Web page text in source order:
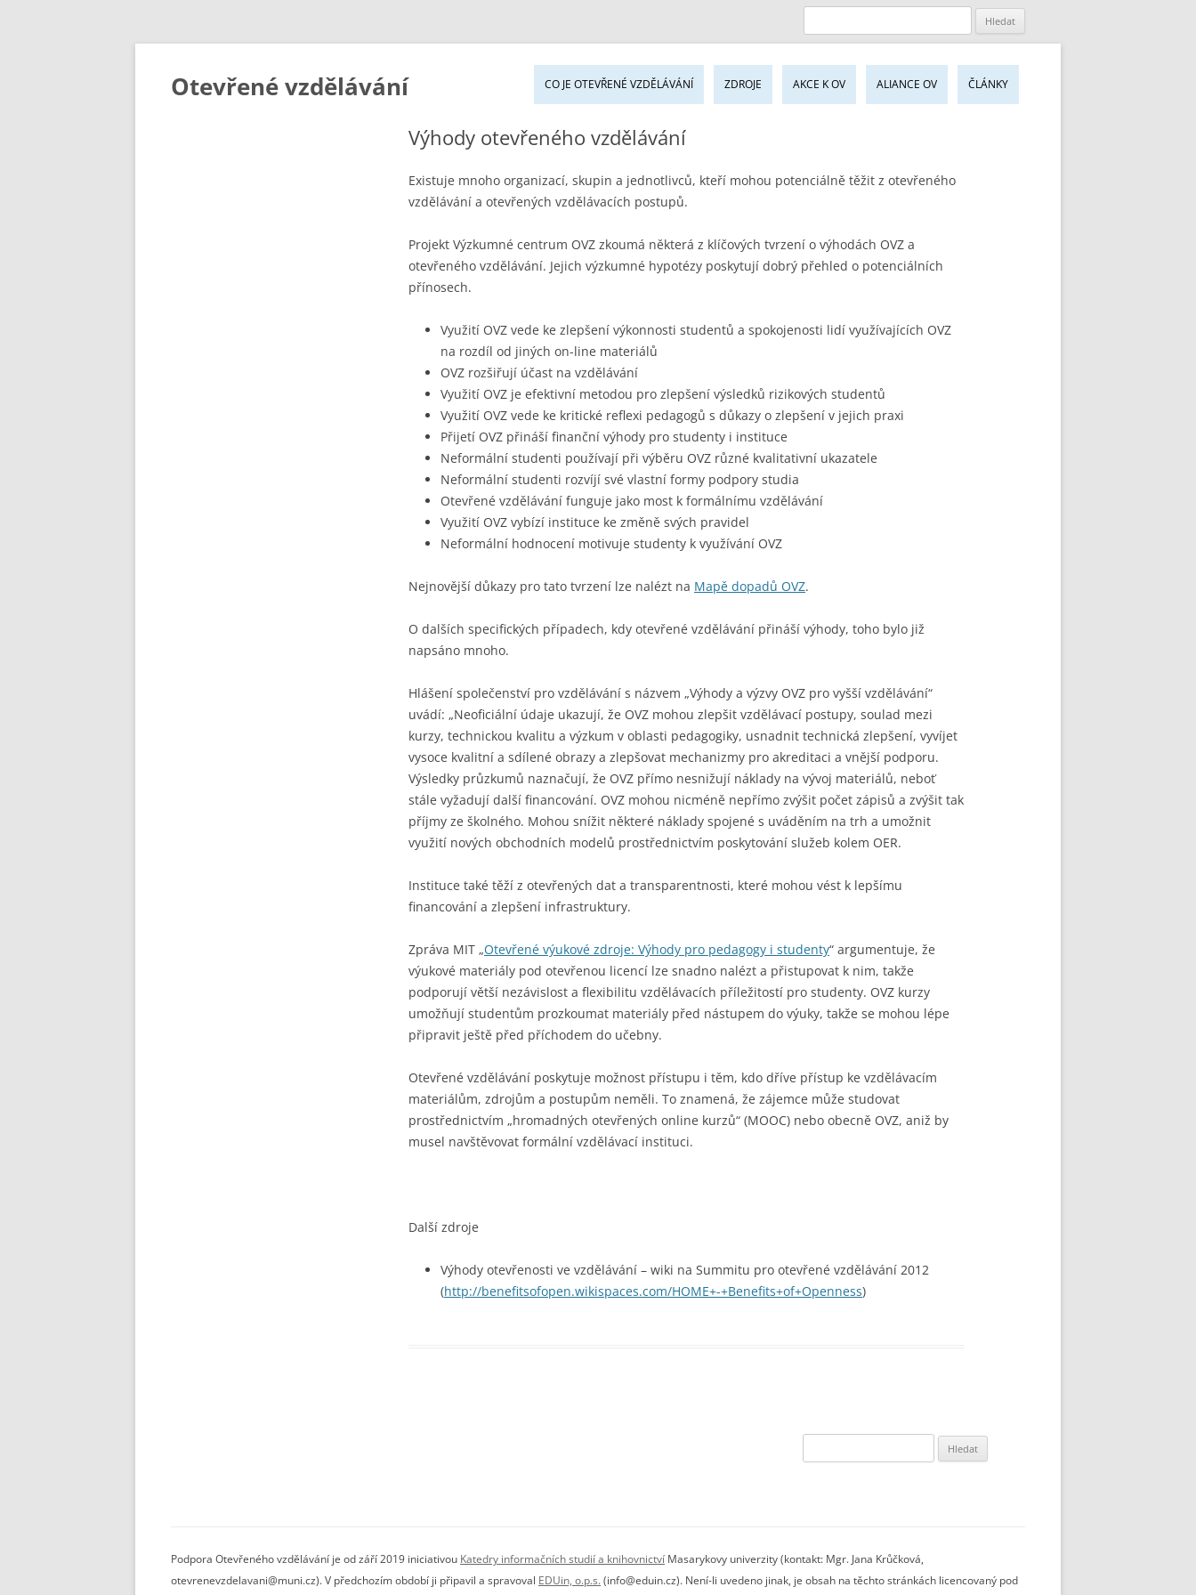
Otevřené vzdělávání Přejít
webu
CO JE OTEVŘENÉ VZDĚLÁVÁNÍ ZDROJE AKCE K OV ALIANCE OV ČLÁNKY
Výhody otevřeného vzdělávání
Existuje mnoho organizací, skupin a jednotlivců, kteří mohou potenciálně těžit z otevřeného
vzdělávání a otevřených vzdělávacích postupů.
Projekt Výzkumné centrum OVZ zkoumá některá z klíčových tvrzení o výhodách OVZ a
otevřeného vzdělávání. Jejich výzkumné hypotézy poskytují dobrý přehled o potenciálních
přínosech.
Využití OVZ vede ke zlepšení výkonnosti studentů a spokojenosti lidí využívajících OVZ
na rozdíl od jiných on-line materiálů
OVZ rozšiřují účast na vzdělávání
Využití OVZ je efektivní metodou pro zlepšení výsledků rizikových studentů
Využití OVZ vede ke kritické reflexi pedagogů s důkazy o zlepšení v jejich praxi
Přijetí OVZ přináší finanční výhody pro studenty i instituce
Neformální studenti používají při výběru OVZ různé kvalitativní ukazatele
Neformální studenti rozvíjí své vlastní formy podpory studia
Otevřené vzdělávání funguje jako most k formálnímu vzdělávání
Využití OVZ vybízí instituce ke změně svých pravidel
Neformální hodnocení motivuje studenty k využívání OVZ
Nejnovější důkazy pro tato tvrzení lze nalézt na Mapě dopadů OVZ.
O dalších specifických případech, kdy otevřené vzdělávání přináší výhody, toho bylo již
napsáno mnoho.
Hlášení společenství pro vzdělávání s názvem „Výhody a výzvy OVZ pro vyšší vzdělávání“
uvádí: „Neoficiální údaje ukazují, že OVZ mohou zlepšit vzdělávací postupy, soulad mezi
kurzy, technickou kvalitu a výzkum v oblasti pedagogiky, usnadnit technická zlepšení, vyvíjet
vysoce kvalitní a sdílené obrazy a zlepšovat mechanizmy pro akreditaci a vnější podporu.
Výsledky průzkumů naznačují, že OVZ přímo nesnižují náklady na vývoj materiálů, neboť
stále vyžadují další financování. OVZ mohou nicméně nepřímo zvýšit počet zápisů a zvýšit tak
příjmy ze školného. Mohou snížit některé náklady spojené s uváděním na trh a umožnit
využití nových obchodních modelů prostřednictvím poskytování služeb kolem OER.
Instituce také těží z otevřených dat a transparentnosti, které mohou vést k lepšímu
financování a zlepšení infrastruktury.
Zpráva MIT „Otevřené výukové zdroje: Výhody pro pedagogy i studenty“ argumentuje, že
výukové materiály pod otevřenou licencí lze snadno nalézt a přistupovat k nim, takže
podporují větší nezávislost a flexibilitu vzdělávacích příležitostí pro studenty. OVZ kurzy
umožňují studentům prozkoumat materiály před nástupem do výuky, takže se mohou lépe
připravit ještě před příchodem do učebny.
Otevřené vzdělávání poskytuje možnost přístupu i těm, kdo dříve přístup ke vzdělávacím
materiálům, zdrojům a postupům neměli. To znamená, že zájemce může studovat
prostřednictvím „hromadných otevřených online kurzů“ (MOOC) nebo obecně OVZ, aniž by
musel navštěvovat formální vzdělávací instituci.
Další zdroje
Výhody otevřenosti ve vzdělávání – wiki na Summitu pro otevřené vzdělávání 2012
(http://benefitsofopen.wikispaces.com/HOME+-+Benefits+of+Openness)
Podpora Otevřeného vzdělávání je od září 2019 iniciativou Katedry informačních studií a knihovnictví Masarykovy univerzity (kontakt: Mgr. Jana Krůčková,
otevrenevzdelavani@muni.cz). V předchozím období ji připavil a spravoval EDUin, o.p.s. (info@eduin.cz). Není-li uvedeno jinak, je obsah na těchto stránkách licencovaný pod